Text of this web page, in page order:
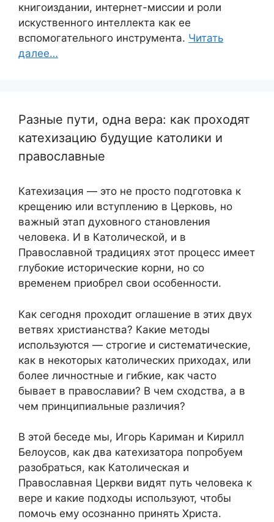
книгоиздании, интернет-миссии и роли
искуственного интеллекта как ее
вспомогательного инструмента. Читать
далее…
Разные пути, одна вера: как проходят
катехизацию будущие католики и
православные
Катехизация — это не просто подготовка к
крещению или вступлению в Церковь, но
важный этап духовного становления
человека. И в Католической, и в
Православной традициях этот процесс имеет
глубокие исторические корни, но со
временем приобрел свои особенности.
Как сегодня проходит оглашение в этих двух
ветвях христианства? Какие методы
используются — строгие и систематические,
как в некоторых католических приходах, или
более личностные и гибкие, как часто
бывает в православии? В чем сходства, а в
чем принципиальные различия?
В этой беседе мы, Игорь Кариман и Кирилл
Белоусов, как два катехизатора попробуем
разобраться, как Католическая и
Православная Церкви видят путь человека к
вере и какие подходы используют, чтобы
помочь ему осознанно принять Христа.